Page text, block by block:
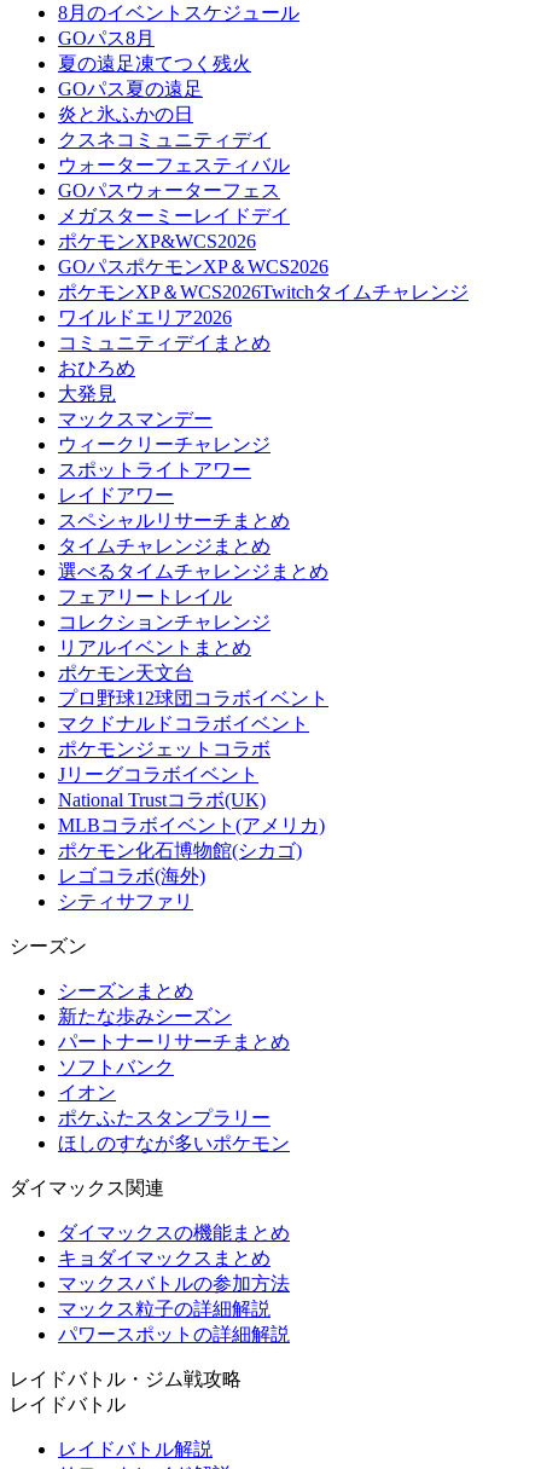
8月のイベントスケジュール
GOパス8月
夏の遠足凍てつく残火
GOパス夏の遠足
炎と氷ふかの日
クスネコミュニティデイ
ウォーターフェスティバル
GOパスウォーターフェス
メガスターミーレイドデイ
ポケモンXP&WCS2026
GOパスポケモンXP＆WCS2026
ポケモンXP＆WCS2026Twitchタイムチャレンジ
ワイルドエリア2026
コミュニティデイまとめ
おひろめ
大発見
マックスマンデー
ウィークリーチャレンジ
スポットライトアワー
レイドアワー
スペシャルリサーチまとめ
タイムチャレンジまとめ
選べるタイムチャレンジまとめ
フェアリートレイル
コレクションチャレンジ
リアルイベントまとめ
ポケモン天文台
プロ野球12球団コラボイベント
マクドナルドコラボイベント
ポケモンジェットコラボ
Jリーグコラボイベント
National Trustコラボ(UK)
MLBコラボイベント(アメリカ)
ポケモン化石博物館(シカゴ)
レゴコラボ(海外)
シティサファリ
シーズン
シーズンまとめ
新たな歩みシーズン
パートナーリサーチまとめ
ソフトバンク
イオン
ポケふたスタンプラリー
ほしのすなが多いポケモン
ダイマックス関連
ダイマックスの機能まとめ
キョダイマックスまとめ
マックスバトルの参加方法
マックス粒子の詳細解説
パワースポットの詳細解説
レイドバトル・ジム戦攻略
レイドバトル
レイドバトル解説